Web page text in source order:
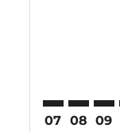
07 08 09